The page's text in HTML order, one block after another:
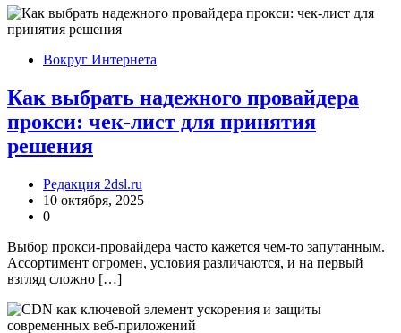
Вокруг Интернета
Как выбрать надежного провайдера
прокси: чек-лист для принятия
решения
Редакция 2dsl.ru
10 октября, 2025
0
Выбор прокси-провайдера часто кажется чем-то запутанным.
Ассортимент огромен, условия различаются, и на первый
взгляд сложно […]